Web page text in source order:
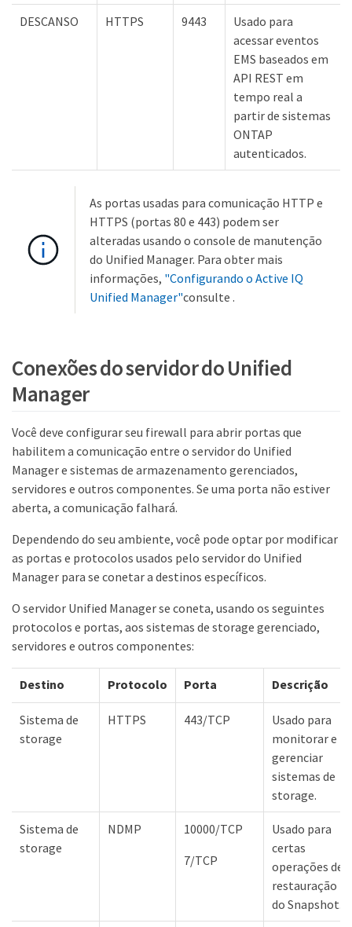
DESCANSO HTTPS 9443
Usado para
acessar eventos
EMS baseados em
API REST em
tempo real a
partir de sistemas
ONTAP
autenticados.
As portas usadas para comunicação HTTP e
HTTPS (portas 80 e 443) podem ser
alteradas usando o console de manutenção
do Unified Manager. Para obter mais
informações, "Configurando o Active IQ
Unified Manager"consulte .
Conexões do servidor do Unified
Manager
Você deve configurar seu firewall para abrir portas que
habilitem a comunicação entre o servidor do Unified
Manager e sistemas de armazenamento gerenciados,
servidores e outros componentes. Se uma porta não estiver
aberta, a comunicação falhará.
Dependendo do seu ambiente, você pode optar por modificar
as portas e protocolos usados pelo servidor do Unified
Manager para se conetar a destinos específicos.
O servidor Unified Manager se coneta, usando os seguintes
protocolos e portas, aos sistemas de storage gerenciado,
servidores e outros componentes:
Destino Protocolo Porta Descrição
Sistema de
storage
HTTPS 443/TCP
Usado para
monitorar e
gerenciar
sistemas de
storage.
Sistema de
storage
NDMP
10000/TCP
7/TCP
Usado para
certas
operações de
restauração
do Snapshot.